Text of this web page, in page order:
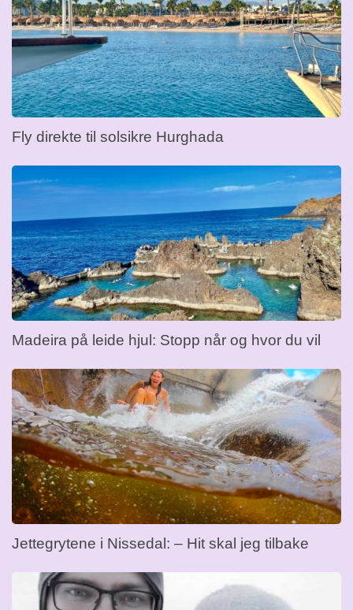
Fly direkte til solsikre Hurghada
Madeira på leide hjul: Stopp når og hvor du vil
Jettegrytene i Nissedal: – Hit skal jeg tilbake